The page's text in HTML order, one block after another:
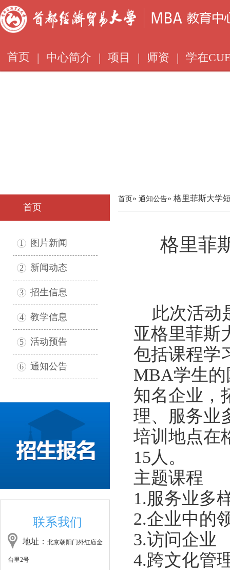
首页 | 中心简介 | 项目 | 师资 | 学在
首页
1 图片新闻
2 新闻动态
3 招生信息
4 教学信息
5 活动预告
6 通知公告
联系我们
地址： 北京朝阳门外红庙金
台里2号
首页» 通知公告» 格里菲斯大学
格里菲
此次活动
亚格里菲斯
包括课程学
MBA学生
知名企业，
理、服务业
培训地点在
15人。
主题课程
1.服务业多
2.企业中的
3.访问企业
4.跨文化管